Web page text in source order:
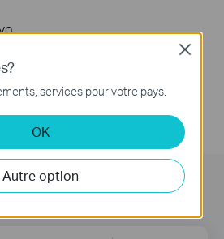
This video will show you how to install a TP-Link USB Wi-Fi network adapter
services pour votre pays.
OK
Autre option
Close